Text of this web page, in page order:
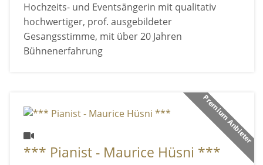
Hochzeits- und Eventsängerin mit qualitativ
hochwertiger, prof. ausgebildeter
Gesangsstimme, mit über 20 Jahren
Bühnenerfahrung
Premium Anbieter
*** Pianist - Maurice Hüsni ***